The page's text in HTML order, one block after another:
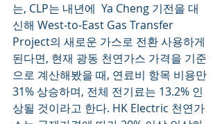
는, CLP는 내년에  Ya Cheng 기전을 대
신해 West-to-East Gas Transfer
Project의 새로운 가스로 전환 사용하게
된다면, 현재 광동 천연가스 가격을 기준
으로 계산해봤을 때, 연료비 항목 비용만
31% 상승하며, 전체 전기료는 13.2% 인
상될 것이라고 한다. HK Electric 천연가